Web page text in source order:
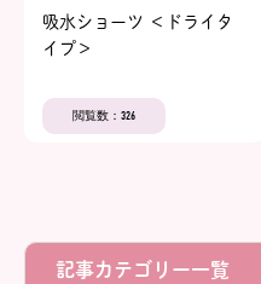
吸水ショーツ ＜ドライタ
イプ＞
閲覧数：326
記事カテゴリー一覧